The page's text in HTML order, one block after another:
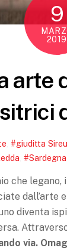
9
2019
#giuditta
,#Sardegna
che
dall’arte
diventa
via.